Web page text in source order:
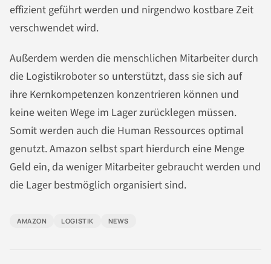
effizient geführt werden und nirgendwo kostbare Zeit
verschwendet wird.
Außerdem werden die menschlichen Mitarbeiter durch
die Logistikroboter so unterstützt, dass sie sich auf
ihre Kernkompetenzen konzentrieren können und
keine weiten Wege im Lager zurücklegen müssen.
Somit werden auch die Human Ressources optimal
genutzt. Amazon selbst spart hierdurch eine Menge
Geld ein, da weniger Mitarbeiter gebraucht werden und
die Lager bestmöglich organisiert sind.
AMAZON LOGISTIK NEWS